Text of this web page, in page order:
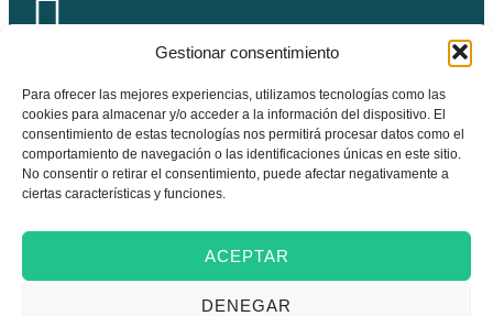
Gestionar consentimiento
Para ofrecer las mejores experiencias, utilizamos tecnologías como las
cookies para almacenar y/o acceder a la información del dispositivo. El
consentimiento de estas tecnologías nos permitirá procesar datos como el
comportamiento de navegación o las identificaciones únicas en este sitio.
No consentir o retirar el consentimiento, puede afectar negativamente a
ciertas características y funciones.
ACEPTAR
DENEGAR
Recibe nuevas
oportunidades para tu
empresa
Suscríbete a nuestra newsletter
para estar al día de convocatorias,
actividades, programas y recursos